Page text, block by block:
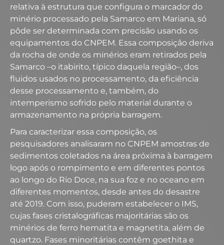
relativa à estrutura que configura o marcador do
minério processado pela Samarco em Mariana, só
pôde ser determinada com precisão usando os
equipamentos do CNPEM. Essa composição deriva
da rocha de onde os minérios eram retirados pela
Samarco –o itabirito, típico daquela região–, dos
fluidos usados no processamento, da eficiência
desse processamento e, também, do
intemperismo sofrido pelo material durante o
armazenamento na própria barragem.
Para caracterizar essa composição, os
pesquisadores analisaram no CNPEM amostras de
sedimentos coletados na área próxima à barragem
logo após o rompimento e em diferentes pontos
ao longo do Rio Doce, na sua foz e no oceano em
diferentes momentos, desde antes do desastre
até 2019. Com isso, puderam estabelecer o IMS,
cujas fases cristalográficas majoritárias são os
minérios de ferro hematita e magnetita, além de
quartzo. Fases minoritárias contêm goethita e